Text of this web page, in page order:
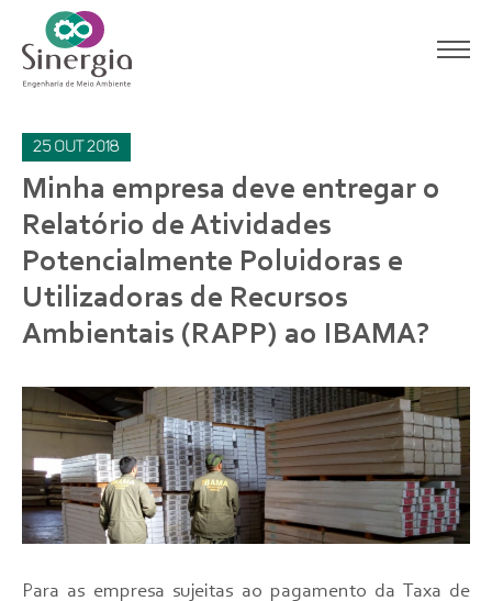
25out 2018
Minha empresa deve entregar o
Relatório de Atividades
Potencialmente Poluidoras e
Utilizadoras de Recursos
Ambientais (RAPP) ao IBAMA?
Para as empresa sujeitas ao pagamento da Taxa de